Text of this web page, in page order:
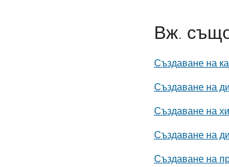
Вж.
Създаване на
Създаване на
Създаване на
Създаване на
Създаване на